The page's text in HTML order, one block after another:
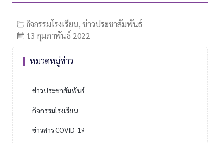
กิจกรรมโรงเรียน, ข่าวประชาสัมพันธ์
13 กุมภาพันธ์ 2022
หมวดหมู่ข่าว
ข่าวประชาสัมพันธ์
กิจกรรมโรงเรียน
ข่าวสาร COVID-19